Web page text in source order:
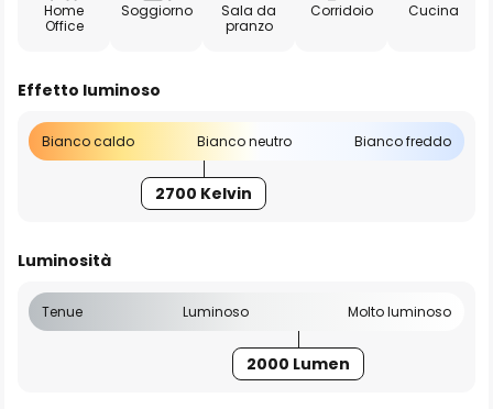
Home
Office
Soggiorno
Sala da
pranzo
Corridoio Cucina
Effetto luminoso
Bianco caldo Bianco neutro Bianco freddo
2700 Kelvin
Luminosità
Tenue Luminoso Molto luminoso
2000 Lumen